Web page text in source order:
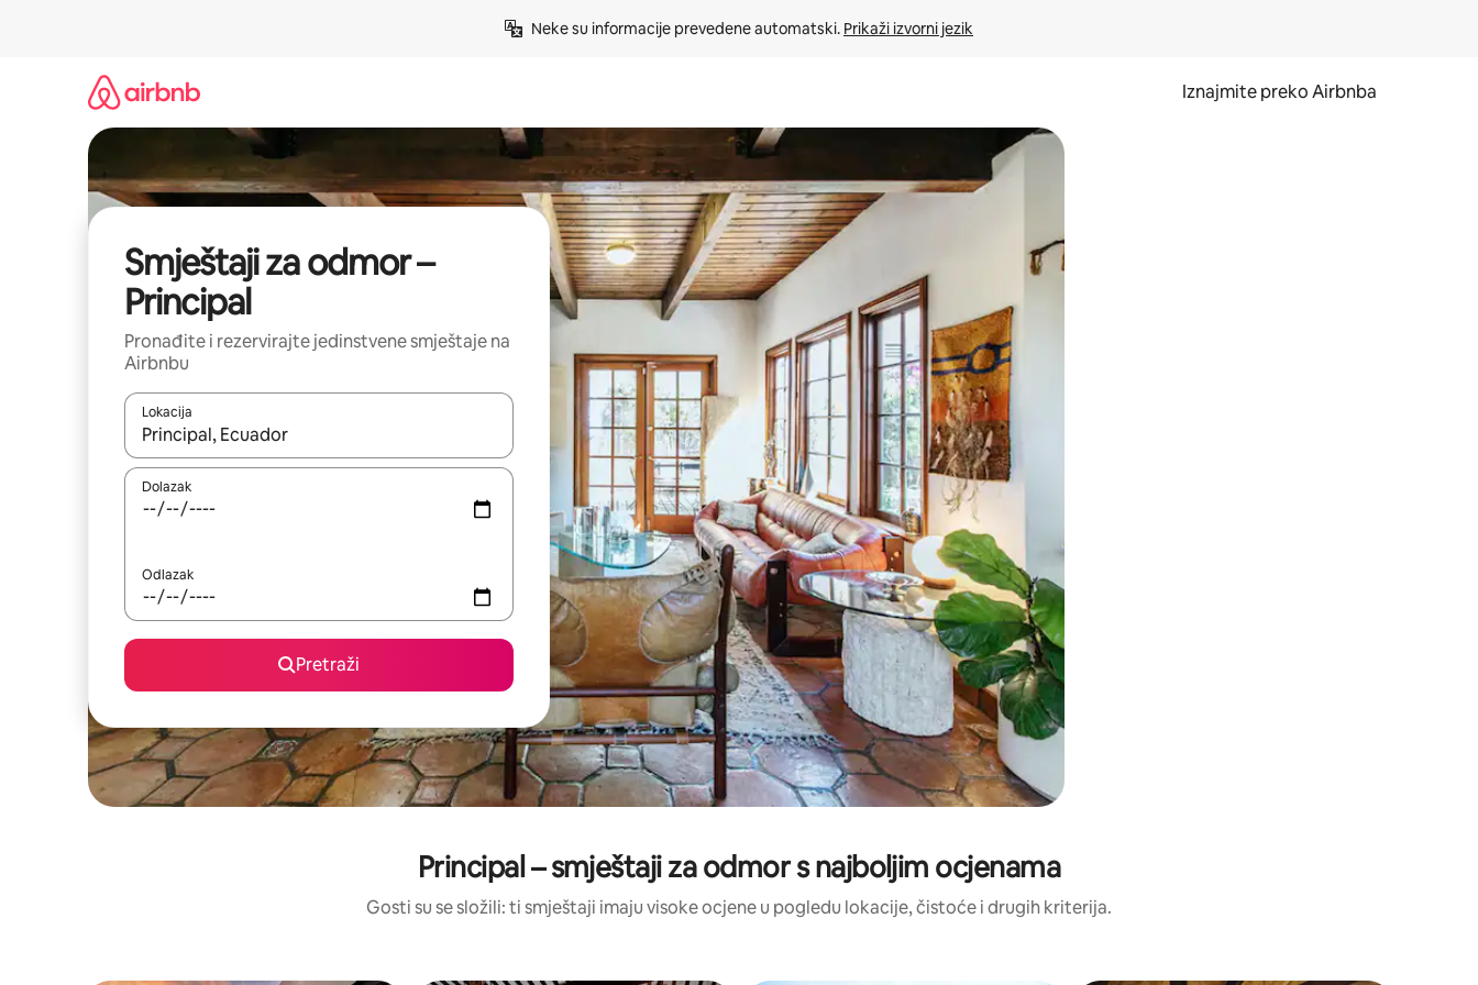
Neke su informacije prevedene automatski. Prikaži izvorni jezik
Iznajmite preko Airbnba
Smještaji za odmor –
Principal
Pronađite i rezervirajte jedinstvene smještaje na
Airbnbu
Lokacija
Kada budu dostupni rezultati, moći ćete ih pregledati koristeći se strelicama prema gore i prema dolje, kao i dodirom ili prelaskom prstom po zaslonu.
Dolazak
Odlazak
Pretraži
Principal – smještaji za odmor s najboljim ocjenama
Gosti su se složili: ti smještaji imaju visoke ocjene u pogledu lokacije, čistoće i drugih kriterija.